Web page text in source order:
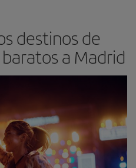
destinos de
a Madrid